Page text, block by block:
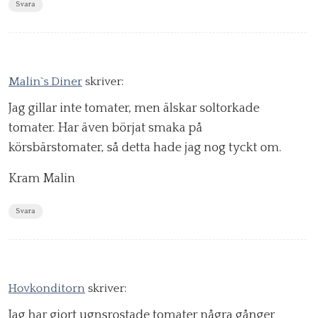
Svara
Malin`s Diner skriver:
Jag gillar inte tomater, men älskar soltorkade
tomater. Har även börjat smaka på
körsbärstomater, så detta hade jag nog tyckt om.
Kram Malin
Svara
Hovkonditorn skriver: